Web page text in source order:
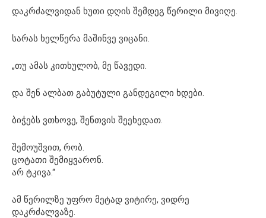
დაკრძალვიდან ხუთი დღის შემდეგ წერილი მივიღე.
სარას ხელწერა მაშინვე ვიცანი.
„თუ ამას კითხულობ, მე წავედი.
და შენ ალბათ გაბუტული განდეგილი ხდები.
ბიჭებს ვთხოვე, შენთვის შეეხედათ.
შემოუშვით, რობ.
ცოტათი შემიყვარონ.
არ ტკივა.“
ამ წერილზე უფრო მეტად ვიტირე, ვიდრე
დაკრძალვაზე.